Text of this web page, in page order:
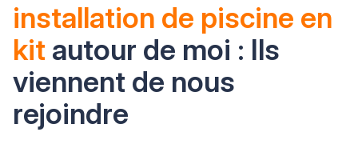
installation de piscine en
kit autour de moi : Ils
viennent de nous
rejoindre